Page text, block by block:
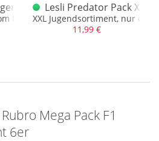
Norma (2,99 Euro)
Lesli Predator Pack XXL
XXL Jugendsortiment, nur das
11,99 €
Mega Pack F1
6er